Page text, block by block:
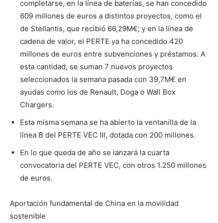
completarse, en la línea de baterías, se han concedido
609 millones de euros a distintos proyectos, como el
de Stellantis, que recibió 66,29M€; y en la línea de
cadena de valor, el PERTE ya ha concedido 420
millones de euros entre subvenciones y préstamos. A
esta cantidad, se suman 7 nuevos proyectos
seleccionados la semana pasada con 39,7M€ en
ayudas como los de Renault, Doga o Wall Box
Chargers.
Esta misma semana se ha abierto la ventanilla de la
línea B del PERTE VEC III, dotada con 200 millones.
En lo que queda de año se lanzará la cuarta
convocatoria del PERTE VEC, con otros 1.250 millones
de euros.
Aportación fundamental de China en la movilidad
sostenible